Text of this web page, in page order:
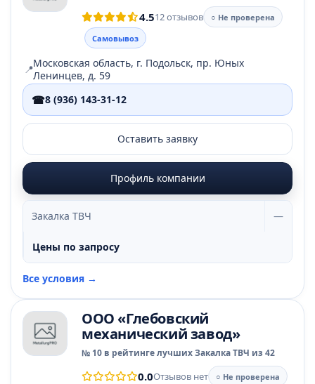
4.512 отзывов
○ Не проверена
Самовывоз
📍Московская область, г. Подольск, пр. Юных
Ленинцев, д. 59
☎8 (936) 143-31-12
Оставить заявку
Профиль компании
Закалка ТВЧ —
Цены по запросу
Все условия →
ООО «Глебовский
механический завод»
№ 10 в рейтинге лучших Закалка ТВЧ из 42
0.0Отзывов нет
○ Не проверена